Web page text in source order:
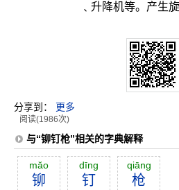
﹑升降机等。产生
分享到： 更多
阅读(1986次)
与“铆钉枪”相关的字典解释
măo
铆
dīng
钉
qiāng
枪